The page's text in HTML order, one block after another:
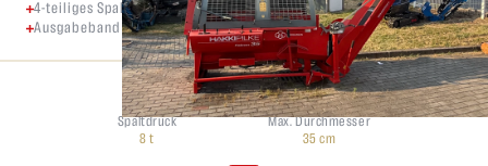
4-teiliges Spaltmesser + 6-teiliges Spaltmesser
Ausgabeband 5m
Spaltdruck
8 t
Max. Durchmesser
35 cm